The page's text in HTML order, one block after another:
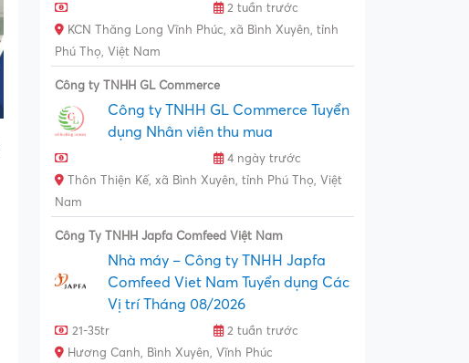
2 tuần trước
KCN Thăng Long Vĩnh Phúc, xã Bình Xuyên, tỉnh
Phú Thọ, Việt Nam
Công ty TNHH GL Commerce
Công ty TNHH GL Commerce Tuyển
dụng Nhân viên thu mua
4 ngày trước
Thôn Thiện Kế, xã Bình Xuyên, tỉnh Phú Thọ, Việt
Nam
Công Ty TNHH Japfa Comfeed Việt Nam
Nhà máy – Công ty TNHH Japfa
Comfeed Viet Nam Tuyển dụng Các
Vị trí Tháng 08/2026
21-35tr
2 tuần trước
Hương Canh, Bình Xuyên, Vĩnh Phúc